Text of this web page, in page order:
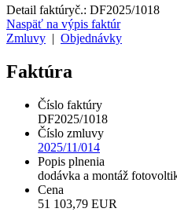
Detail faktúryč.: DF2025/1018
Naspäť na výpis faktúr
Zmluvy
Objednávky
Faktúra
Číslo faktúry
DF2025/1018
Číslo zmluvy
2025/11/014
Popis plnenia
dodávka a montáž
Cena
51 103,79 EUR